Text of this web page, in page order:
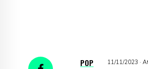
POP 11/11/2023 ·